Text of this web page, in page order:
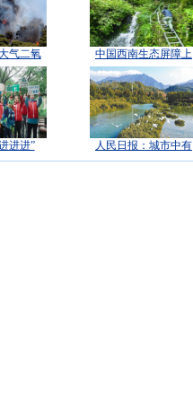
气二氧 中国西南生态屏障上
进进” 人民日报：城市中有